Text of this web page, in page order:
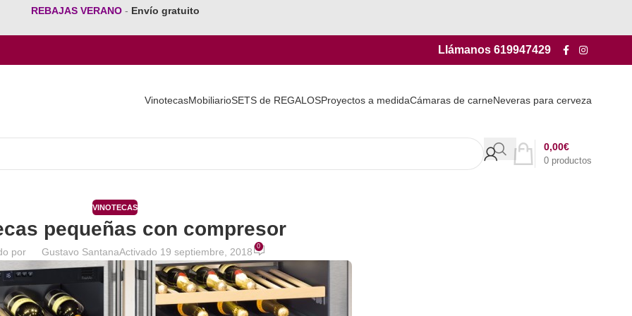
REBAJAS VERANO - Envío gratuito
Llámanos 619947429
VinotecasMobiliarioSETS de REGALOSProyectos a medidaCámaras de carneNeveras para cerveza
0 productos
0,00€
VINOTECAS
pequeñas con compresor
por Gustavo SantanaActivado 19 septiembre, 2018 0